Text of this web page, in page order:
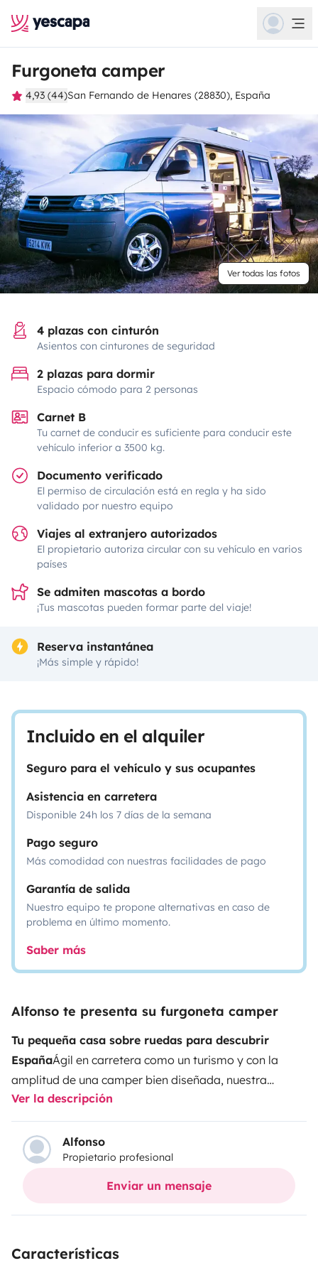
Furgoneta camper
4,93 (44)San Fernando de Henares (28830), España
Ver todas las fotos
4 plazas con cinturón
Asientos con cinturones de seguridad
2 plazas para dormir
Espacio cómodo para 2 personas
Carnet B
Tu carnet de conducir es suficiente para conducir este
vehículo inferior a 3500 kg.
Documento verificado
El permiso de circulación está en regla y ha sido
validado por nuestro equipo
Viajes al extranjero autorizados
El propietario autoriza circular con su vehículo en varios
países
Se admiten mascotas a bordo
¡Tus mascotas pueden formar parte del viaje!
Reserva instantánea
¡Más simple y rápido!
Incluido en el alquiler
Seguro para el vehículo y sus ocupantes
Asistencia en carretera
Disponible 24h los 7 días de la semana
Pago seguro
Más comodidad con nuestras facilidades de pago
Garantía de salida
Nuestro equipo te propone alternativas en caso de
problema en último momento.
Saber más
Alfonso te presenta su furgoneta camper
Tu pequeña casa sobre ruedas para descubrir
EspañaÁgil en carretera como un turismo y con la
amplitud de una camper bien diseñada, nuestra
Yevana VW T5 Edition
camperizaciones estrella.Diseñada y fabricada por
Yevana Camper, combina materiales de alta calidad,
equipamiento completo y una distribución muy
cómoda para viajar y dormir en pareja o con un
o viajes largos con total autonomía.Interior cómodo
convertible , con mesa interior ajustable que también
Ver la descripción
Alfonso
Propietario profesional
Enviar un mensaje
Características